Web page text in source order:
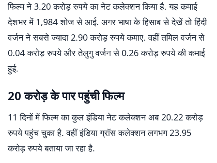
फिल्म ने 3.20 करोड़ रुपये का नेट कलेक्शन किया है. यह कमाई
देशभर में 1,984 शोज से आई. अगर भाषा के हिसाब से देखें तो हिंदी
वर्जन ने सबसे ज्यादा 2.90 करोड़ रुपये कमाए. वहीं तमिल वर्जन से
0.04 करोड़ रुपये और तेलुगु वर्जन से 0.26 करोड़ रुपये की कमाई
हुई.
20 करोड़ के पार पहुंची फिल्म
11 दिनों में फिल्म का कुल इंडिया नेट कलेक्शन अब 20.22 करोड़
रुपये पहुंच चुका है. वहीं इंडिया ग्रॉस कलेक्शन लगभग 23.95
करोड़ रुपये बताया जा रहा है.